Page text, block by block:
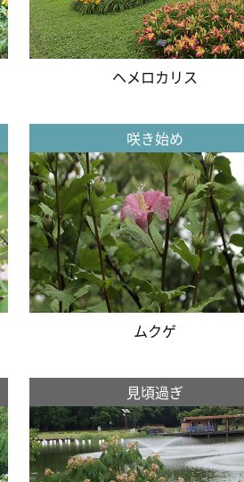
ヘメロカリス
咲き始め
ムクゲ
見頃過ぎ